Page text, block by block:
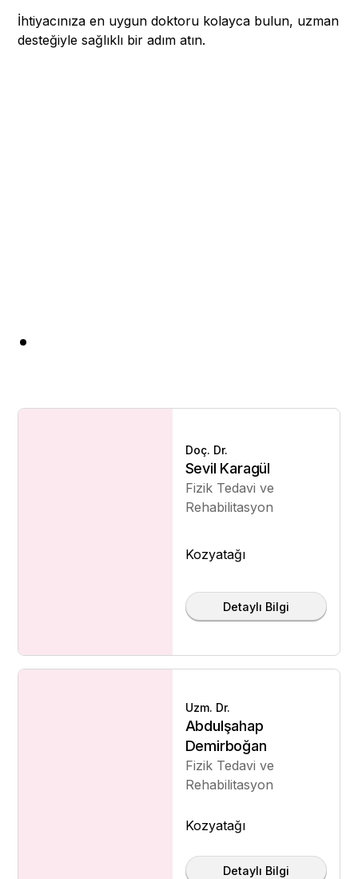
İhtiyacınıza en uygun doktoru kolayca bulun, uzman
desteğiyle sağlıklı bir adım atın.
Doç. Dr.
Sevil Karagül
Fizik Tedavi ve
Rehabilitasyon
Kozyatağı
Detaylı Bilgi
Uzm. Dr.
Abdulşahap
Demirboğan
Fizik Tedavi ve
Rehabilitasyon
Kozyatağı
Detaylı Bilgi